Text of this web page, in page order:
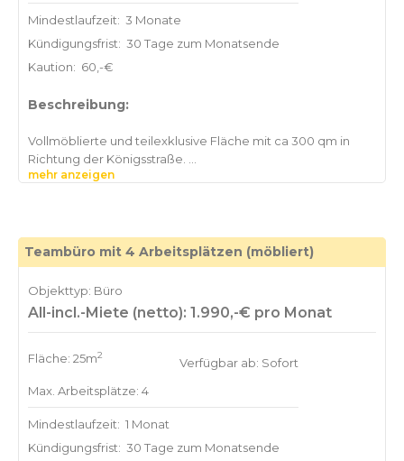
Mindestlaufzeit: 3 Monate
Kündigungsfrist: 30 Tage zum Monatsende
Kaution: 60,-€
Beschreibung:
Vollmöblierte und teilexklusive Fläche mit ca 300 qm in
Richtung der Königsstraße.
Die Teilfäche verfügt über insgesamt 8 abschließbare
mehr anzeigen
Teambüro mit 4 Arbeitsplätzen (möbliert)
Objekttyp: Büro
All-incl.-Miete (netto): 1.990,-€ pro Monat
Fläche: 25m2
Max. Arbeitsplätze: 4
Verfügbar ab: Sofort
Mindestlaufzeit: 1 Monat
Kündigungsfrist: 30 Tage zum Monatsende